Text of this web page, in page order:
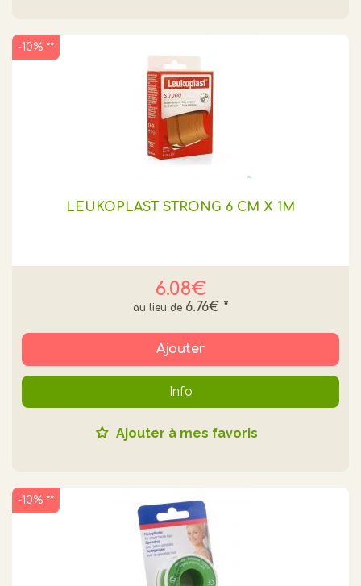
LEUKOPLAST STRONG 6 CM X 1M
6.08€
6.76€ *
-10% **
Ajouter
Info
Ajouter à mes favoris
-10% **